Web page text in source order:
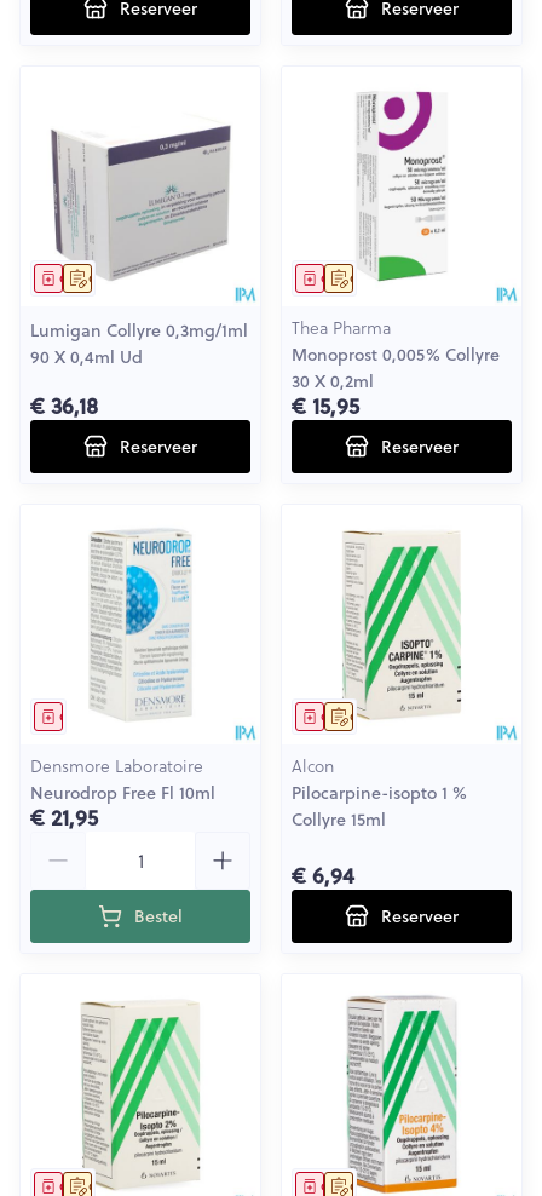
Reserveer Reserveer
Op voorschrift
Geneesmiddel
Lumigan Collyre 0,3mg/1ml
90 X 0,4ml Ud
€ 36,18
Reserveer
Op voorschrift
Geneesmiddel
Thea Pharma
Monoprost 0,005% Collyre
30 X 0,2ml
€ 15,95
Reserveer
Geneesmiddel
Densmore Laboratoire
Neurodrop Free Fl 10ml
€ 21,95
Bestel
Op voorschrift
Geneesmiddel
Alcon
Pilocarpine-isopto 1 %
Collyre 15ml
€ 6,94
Reserveer
Op voorschrift
Geneesmiddel Op voorschrift
Geneesmiddel